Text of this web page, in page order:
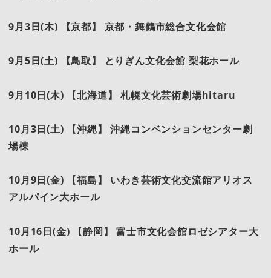
9月3日(木) 【京都】 京都・舞鶴市総合文化会館
9月5日(土) 【鳥取】 とりぎん文化会館 梨花ホール
9月10日(木) 【北海道】 札幌文化芸術劇場hitaru
10月3日(土) 【沖縄】 沖縄コンベンションセンター劇
場棟
10月9日(金) 【福島】 いわき芸術文化交流館アリオス
アルパイン大ホール
10月16日(金) 【静岡】 富士市文化会館ロゼシアター大
ホール